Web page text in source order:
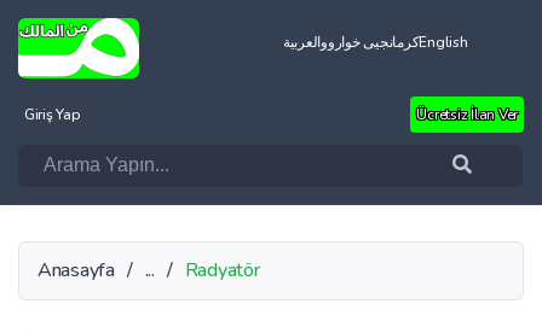
العربيةکرمانجیی خوارووEnglish
Giriş Yap Ücretsiz İlan Ver
Anasayfa / ... / Radyatör